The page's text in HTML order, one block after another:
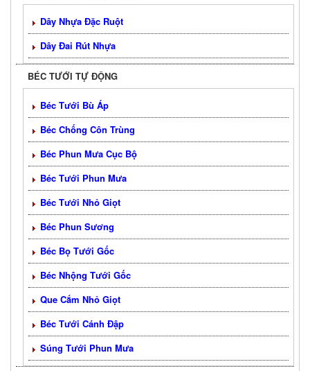
Dây Nhựa Đặc Ruột
Dây Đai Rút Nhựa
BÉC TƯỚI TỰ ĐỘNG
Béc Tưới Bù Áp
Béc Chống Côn Trùng
Béc Phun Mưa Cục Bộ
Béc Tưới Phun Mưa
Béc Tưới Nhỏ Giọt
Béc Phun Sương
Béc Bọ Tưới Gốc
Béc Nhộng Tưới Gốc
Que Cắm Nhỏ Giọt
Béc Tưới Cánh Đập
Súng Tưới Phun Mưa